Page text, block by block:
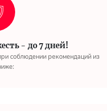
- до 7 дней!
соблюдении рекомендаций из